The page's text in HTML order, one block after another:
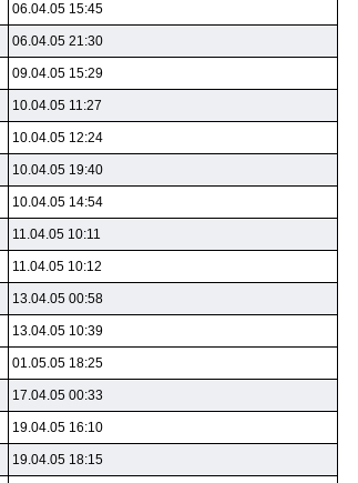
06.04.05 15:45
06.04.05 21:30
09.04.05 15:29
10.04.05 11:27
10.04.05 12:24
10.04.05 19:40
10.04.05 14:54
11.04.05 10:11
11.04.05 10:12
13.04.05 00:58
13.04.05 10:39
01.05.05 18:25
17.04.05 00:33
19.04.05 16:10
19.04.05 18:15